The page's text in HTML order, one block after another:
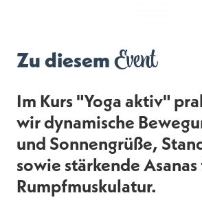
Zu diesemEvent
Im Kurs "Yoga aktiv"
wir dynamische
und Sonnengrüße,
sowie stärkende
Rumpfmuskulatur.